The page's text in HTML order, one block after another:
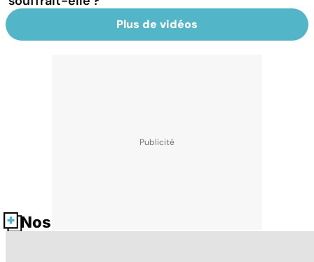
Plus de vidéos
Nos fiches santé